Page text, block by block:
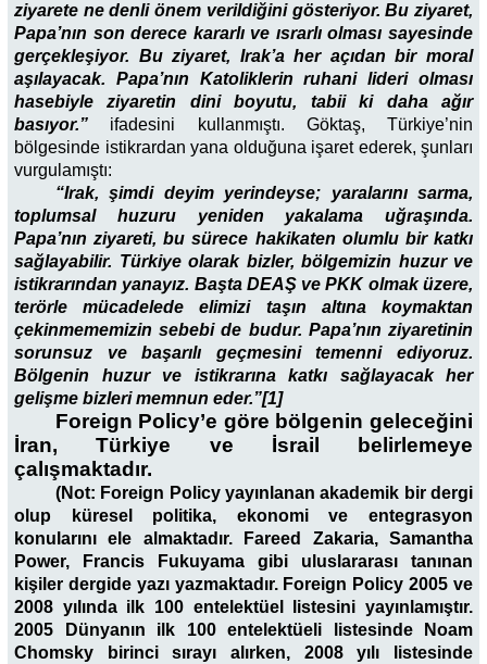
ziyarete ne denli önem verildiğini gösteriyor. Bu ziyaret,
Papa’nın son derece kararlı ve ısrarlı olması sayesinde
gerçekleşiyor. Bu ziyaret, Irak’a her açıdan bir moral
aşılayacak. Papa’nın Katoliklerin ruhani lideri olması
hasebiyle ziyaretin dini boyutu, tabii ki daha ağır
basıyor.” ifadesini kullanmıştı. Göktaş, Türkiye’nin
bölgesinde istikrardan yana olduğuna işaret ederek, şunları
vurgulamıştı:
“Irak, şimdi deyim yerindeyse; yaralarını sarma,
toplumsal huzuru yeniden yakalama uğraşında.
Papa’nın ziyareti, bu sürece hakikaten olumlu bir katkı
sağlayabilir. Türkiye olarak bizler, bölgemizin huzur ve
istikrarından yanayız. Başta DEAŞ ve PKK olmak üzere,
terörle mücadelede elimizi taşın altına koymaktan
çekinmememizin sebebi de budur. Papa’nın ziyaretinin
sorunsuz ve başarılı geçmesini temenni ediyoruz.
Bölgenin huzur ve istikrarına katkı sağlayacak her
gelişme bizleri memnun eder.”[1]
Foreign Policy’e göre bölgenin geleceğini
İran, Türkiye ve İsrail belirlemeye
çalışmaktadır.
(Not: Foreign Policy yayınlanan akademik bir dergi
olup küresel politika, ekonomi ve entegrasyon
konularını ele almaktadır. Fareed Zakaria, Samantha
Power, Francis Fukuyama gibi uluslararası tanınan
kişiler dergide yazı yazmaktadır. Foreign Policy 2005 ve
2008 yılında ilk 100 entelektüel listesini yayınlamıştır.
2005 Dünyanın ilk 100 entelektüeli listesinde Noam
Chomsky birinci sırayı alırken, 2008 yılı listesinde